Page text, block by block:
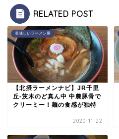
RELATED POST
美味しいラーメン屋
【北摂ラーメンナビ】JR千里
丘-茨木のど真ん中 中農豚骨で
クリーミー！麺の食感が独特
2020-11-22